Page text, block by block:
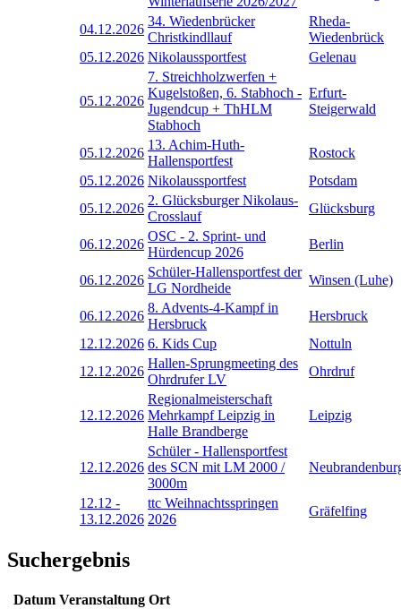
04.12.2026
34. Wiedenbrücker
Christkindllauf
Rheda-
Wiedenbrück
05.12.2026 Nikolaussportfest Gelenau
05.12.2026
7. Streichholzwerfen +
Kugelstoßen, 6. Stabhoch -
Jugendcup + ThHLM
Stabhoch
Erfurt-
Steigerwald
05.12.2026
13. Achim-Huth-
Hallensportfest
Rostock
05.12.2026 Nikolaussportfest
Potsdam
05.12.2026
2. Glücksburger Nikolaus-
Crosslauf
Glücksburg
06.12.2026
OSC - 2. Sprint- und
Hürdencup 2026
Berlin
06.12.2026
Schüler-Hallensportfest der
LG Nordheide
Winsen (Luhe)
06.12.2026
8. Advents-4-Kampf in
Hersbruck
Hersbruck
12.12.2026 6. Kids Cup
Nottuln
12.12.2026
Hallen-Sprungmeeting des
Ohrdrufer LV
Ohrdruf
12.12.2026
Regionalmeisterschaft
Mehrkampf Leipzig in
Halle Brandberge
Leipzig
12.12.2026
Schüler - Hallensportfest
des SCN mit LM 2000 /
3000m
12.12 -
13.12.2026
ttc Weihnachtsspringen
2026
Gräfelfing
Suchergebnis
Datum Veranstaltung Ort